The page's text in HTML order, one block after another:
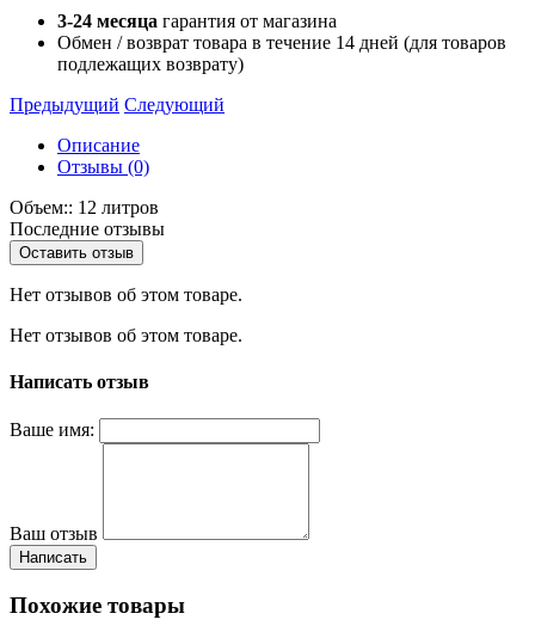
3-24 месяца гарантия от магазина
Обмен / возврат товара в течение 14 дней (для товаров
подлежащих возврату)
Предыдущий Следующий
Описание
Отзывы (0)
Объем:: 12 литров
Последние отзывы
Оставить отзыв
Нет отзывов об этом товаре.
Нет отзывов об этом товаре.
Написать отзыв
Ваше имя:
Ваш отзыв
Написать
Похожие товары